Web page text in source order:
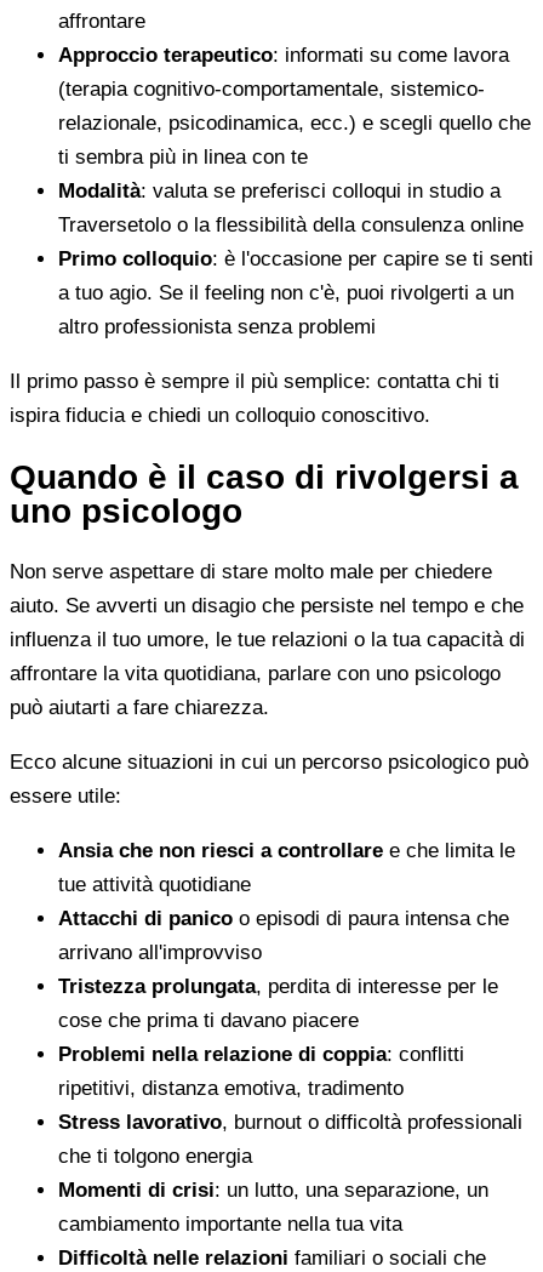
affrontare
Approccio terapeutico: informati su come lavora
(terapia cognitivo-comportamentale, sistemico-
relazionale, psicodinamica, ecc.) e scegli quello che
ti sembra più in linea con te
Modalità: valuta se preferisci colloqui in studio a
Traversetolo o la flessibilità della consulenza online
Primo colloquio: è l'occasione per capire se ti senti
a tuo agio. Se il feeling non c'è, puoi rivolgerti a un
altro professionista senza problemi
Il primo passo è sempre il più semplice: contatta chi ti
ispira fiducia e chiedi un colloquio conoscitivo.
Quando è il caso di rivolgersi a
uno psicologo
Non serve aspettare di stare molto male per chiedere
aiuto. Se avverti un disagio che persiste nel tempo e che
influenza il tuo umore, le tue relazioni o la tua capacità di
affrontare la vita quotidiana, parlare con uno psicologo
può aiutarti a fare chiarezza.
Ecco alcune situazioni in cui un percorso psicologico può
essere utile:
Ansia che non riesci a controllare e che limita le
tue attività quotidiane
Attacchi di panico o episodi di paura intensa che
arrivano all'improvviso
Tristezza prolungata, perdita di interesse per le
cose che prima ti davano piacere
Problemi nella relazione di coppia: conflitti
ripetitivi, distanza emotiva, tradimento
Stress lavorativo, burnout o difficoltà professionali
che ti tolgono energia
Momenti di crisi: un lutto, una separazione, un
cambiamento importante nella tua vita
Difficoltà nelle relazioni familiari o sociali che